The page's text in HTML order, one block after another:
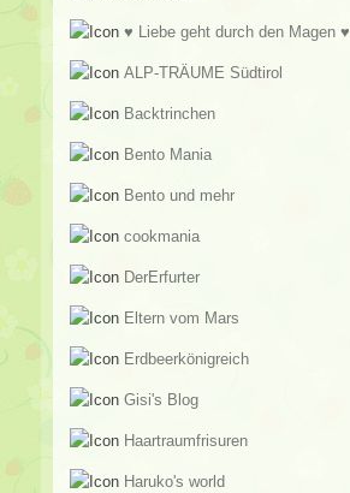
♥ Liebe geht durch den Magen ♥
ALP-TRÄUME Südtirol
Backtrinchen
Bento Mania
Bento und mehr
cookmania
DerErfurter
Eltern vom Mars
Erdbeerkönigreich
Gisi's Blog
Haartraumfrisuren
Haruko's world